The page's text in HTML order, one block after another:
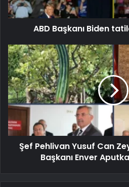
ABD Başkanı Biden
Şef Pehlivan Yusuf Can
Başkanı Enver